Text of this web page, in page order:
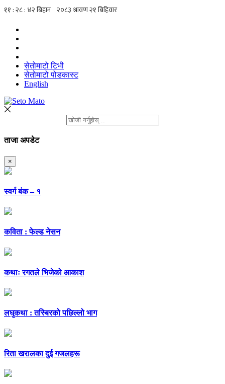
सेतोमाटो टिभी
सेतोमाटो पोडकास्ट
English
ताजा अपडेट
×
स्वर्ग बंक – १
कविता : फेल्ड नेसन
कथाः रगतले भिजेको आकाश
लघुकथा : तस्बिरको पछिल्लो भाग
रिता खरालका दुई गजलहरू